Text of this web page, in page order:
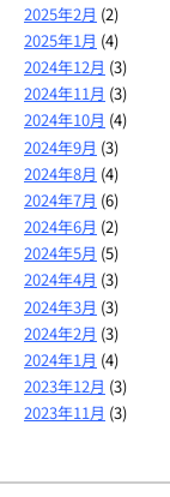
2025年2月 (2)
2025年1月 (4)
2024年12月 (3)
2024年11月 (3)
2024年10月 (4)
2024年9月 (3)
2024年8月 (4)
2024年7月 (6)
2024年6月 (2)
2024年5月 (5)
2024年4月 (3)
2024年3月 (3)
2024年2月 (3)
2024年1月 (4)
2023年12月 (3)
2023年11月 (3)